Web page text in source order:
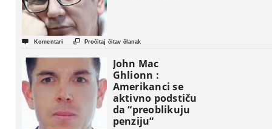
 Komentari  Pročitaj čitav članak
John Mac
Ghlionn :
Amerikanci se
aktivno podstiču
da “preoblikuju
penziju”